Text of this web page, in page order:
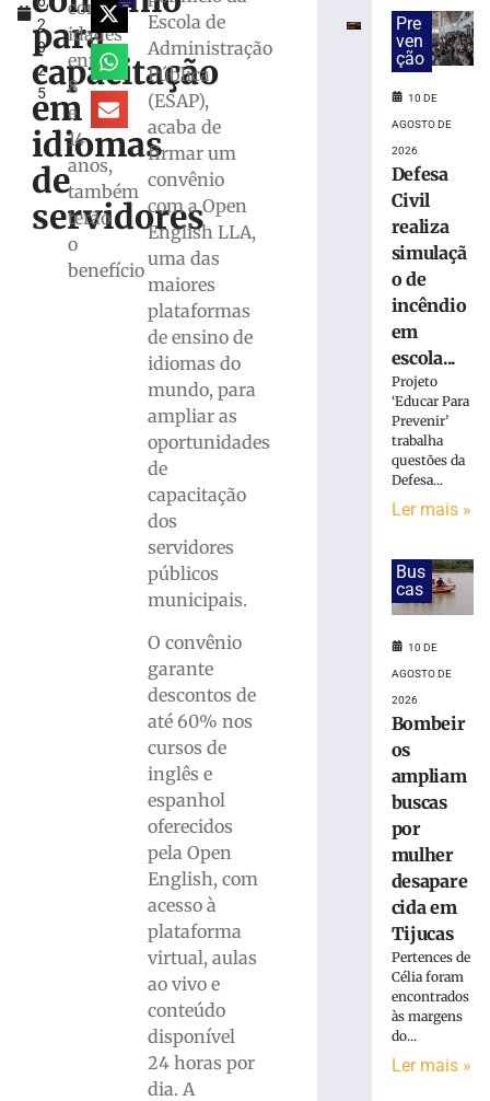
2
0
2
5
para
capacitação
em
idiomas
de
servidores
com
idades
entre
8
e
14
anos,
também
terão
o
benefício
Escola de
Administração
Pública
(ESAP),
acaba de
firmar um
convênio
com a Open
English LLA,
uma das
maiores
plataformas
de ensino de
idiomas do
mundo, para
ampliar as
oportunidades
de
capacitação
dos
servidores
públicos
municipais.
O convênio
garante
descontos de
até 60% nos
cursos de
inglês e
espanhol
oferecidos
pela Open
English, com
acesso à
plataforma
virtual, aulas
ao vivo e
conteúdo
disponível
24 horas por
dia. A
simulação
de
incêndio
escola
Brusque
Rede
Municipal
Brusque
supera
médias
estadual
nacional
IDEB
Semana
História
termina
nesta
sexta-
Pre
ven
ção
10 DE
AGOSTO DE
2026
Defesa
Civil
realiza
simulaçã
o de
incêndio
em
escola...
Projeto
‘Educar Para
Prevenir’
trabalha
questões da
Defesa...
Ler mais »
Bus
cas
10 DE
AGOSTO DE
2026
Bombeir
os
ampliam
buscas
por
mulher
desapare
cida em
Tijucas
Pertences de
Célia foram
encontrados
às margens
do...
Ler mais »